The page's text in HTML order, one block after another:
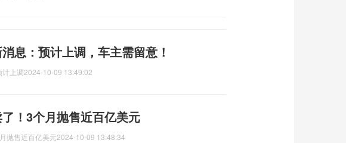
息：预计上调，车主需留意！
上调2024-10-09 13:49:02
！3个月抛售近百亿美元
抛售近百亿美元2024-10-09 13:48:34